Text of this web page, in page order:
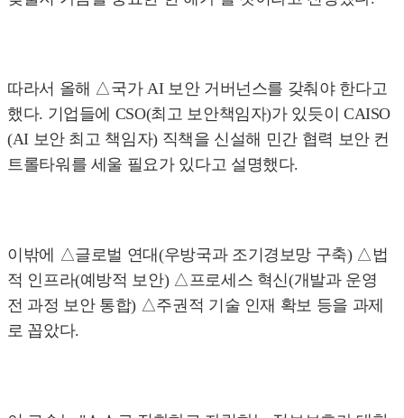
따라서 올해 △국가 AI 보안 거버넌스를 갖춰야 한다고
했다. 기업들에 CSO(최고 보안책임자)가 있듯이 CAISO
(AI 보안 최고 책임자) 직책을 신설해 민간 협력 보안 컨
트롤타워를 세울 필요가 있다고 설명했다.
이밖에 △글로벌 연대(우방국과 조기경보망 구축) △법
적 인프라(예방적 보안) △프로세스 혁신(개발과 운영
전 과정 보안 통합) △주권적 기술 인재 확보 등을 과제
로 꼽았다.